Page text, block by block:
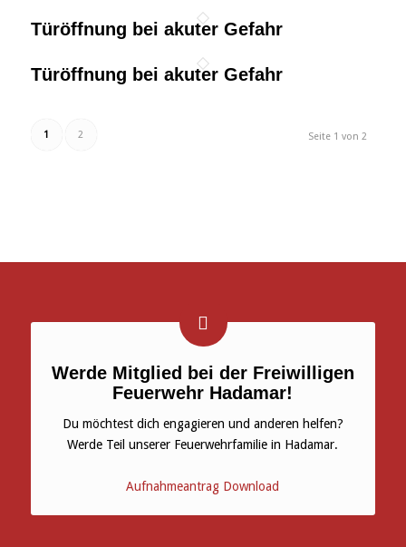
Türöffnung bei akuter Gefahr
Türöffnung bei akuter Gefahr
Seite 1 von 2
1 2
Werde Mitglied bei der Freiwilligen
Feuerwehr Hadamar!
Du möchtest dich engagieren und anderen helfen?
Werde Teil unserer Feuerwehrfamilie in Hadamar.
Aufnahmeantrag Download